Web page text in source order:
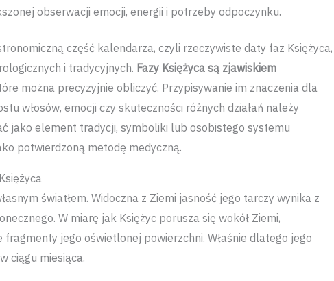
obserwacji emocji, energii i potrzeby odpoczynku.
część kalendarza, czyli rzeczywiste daty faz Księżyca,
i tradycyjnych. Fazy Księżyca są zjawiskiem
można precyzyjnie obliczyć. Przypisywanie im znaczenia dla
włosów, emocji czy skuteczności różnych działań należy
jako element tradycji, symboliki lub osobistego systemu
potwierdzoną metodę medyczną.
światłem. Widoczna z Ziemi jasność jego tarczy wynika z
W miarę jak Księżyc porusza się wokół Ziemi,
jego oświetlonej powierzchni. Właśnie dlatego jego
ciągu miesiąca.